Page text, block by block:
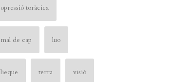
opressió toràcica
mal de cap luo
lieque terra visió